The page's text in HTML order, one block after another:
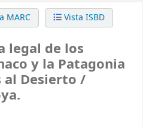
MARC Vista ISBD
legal de los
y la Patagonia
al Desierto /